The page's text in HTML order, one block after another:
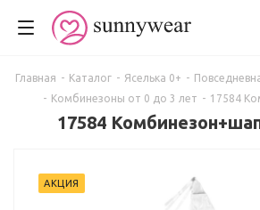
Главная - Каталог - Яселька 0+ -
- Комбинезоны от 0 до 3 лет - 17584
17584
АКЦИЯ